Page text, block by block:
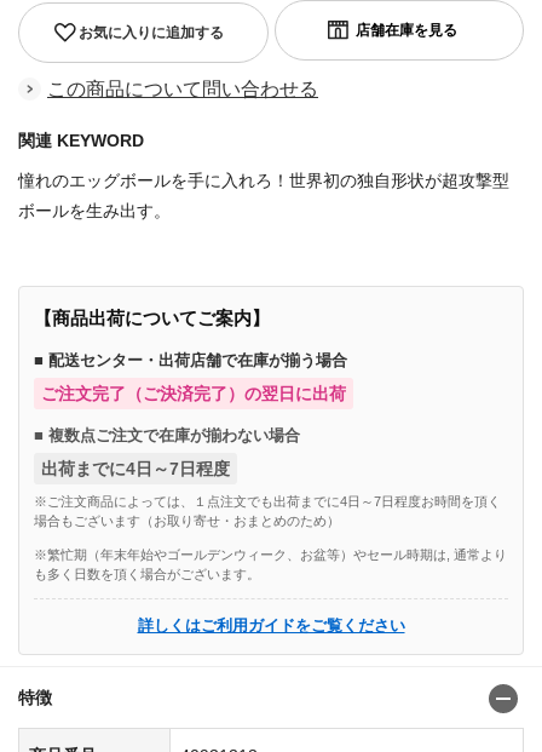
お気に入りに追加する
この商品について問い合わせる
関連 KEYWORD
憧れのエッグボールを手に入れろ！世界初の独自形状が超攻撃型
ボールを生み出す。
【商品出荷についてご案内】
■ 配送センター・出荷店舗で在庫が揃う場合
ご注文完了（ご決済完了）の翌日に出荷
■ 複数点ご注文で在庫が揃わない場合
出荷までに4日～7日程度
※ご注文商品によっては、１点注文でも出荷までに4日～7日程度お時間を頂く
場合もございます（お取り寄せ・おまとめのため）
※繁忙期（年末年始やゴールデンウィーク、お盆等）やセール時期は, 通常より
も多く日数を頂く場合がございます。
詳しくはご利用ガイドをご覧ください
特徴